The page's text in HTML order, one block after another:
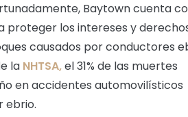
Baytown cuenta
proteger los intereses y
causados por conductores
la NHTSA,el 31% de las muertes
en accidentes automovilísticos
ebrio.